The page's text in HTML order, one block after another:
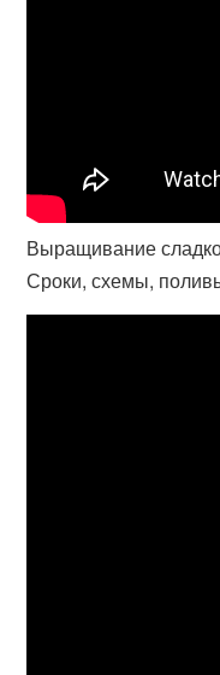
Выращивание
Сроки, схемы,